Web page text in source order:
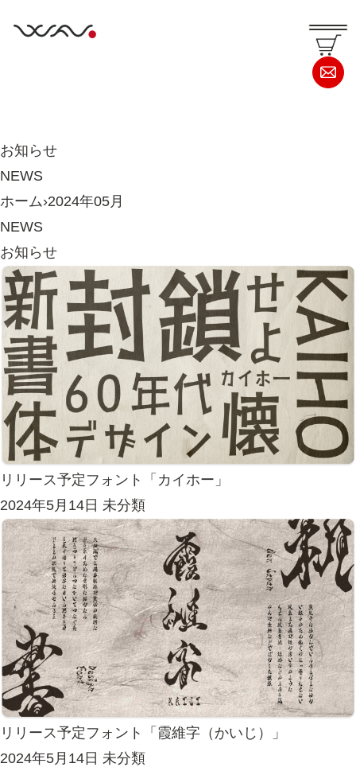
お知らせ
NEWS
ホーム›2024年05月
NEWS
お知らせ
リリース予定フォント「カイホー」
2024年5月14日 未分類
リリース予定フォント「霞維字（かいじ）」
2024年5月14日 未分類